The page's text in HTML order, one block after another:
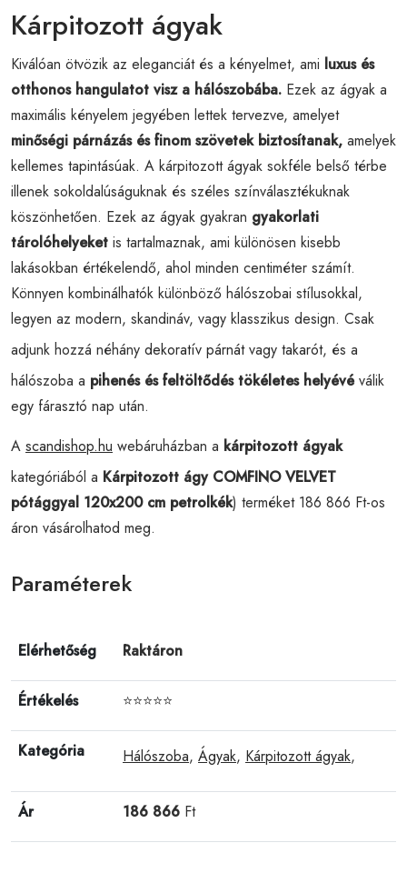
Kárpitozott ágyak
Kiválóan ötvözik az eleganciát és a kényelmet, ami luxus és
otthonos hangulatot visz a hálószobába. Ezek az ágyak a
maximális kényelem jegyében lettek tervezve, amelyet
minőségi párnázás és finom szövetek biztosítanak, amelyek
kellemes tapintásúak. A kárpitozott ágyak sokféle belső térbe
illenek sokoldalúságuknak és széles színválasztékuknak
köszönhetően. Ezek az ágyak gyakran gyakorlati
tárolóhelyeket is tartalmaznak, ami különösen kisebb
lakásokban értékelendő, ahol minden centiméter számít.
Könnyen kombinálhatók különböző hálószobai stílusokkal,
legyen az modern, skandináv, vagy klasszikus design. Csak
adjunk hozzá néhány dekoratív párnátvagy takarót, és a
hálószoba a pihenés és feltöltődés tökéletes helyévéválik
egy fárasztó nap után.
A scandishop.hu webáruházban a kárpitozott ágyak
kategóriából a Kárpitozott ágy COMFINO VELVET
pótággyal 120x200 cm petrolkék) terméket 186 866 Ft-os
áron vásárolhatod meg.
Paraméterek
Elérhetőség Raktáron
Értékelés ⭐⭐⭐⭐⭐
Kategória Hálószoba, Ágyak, Kárpitozott ágyak,
Ár 186 866 Ft